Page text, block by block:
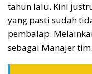
tahun lalu. Kini
yang pasti sudah
pembalap.
sebagai Manajer tim.